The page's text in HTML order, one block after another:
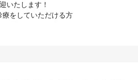
いたします！
療をしていただける方